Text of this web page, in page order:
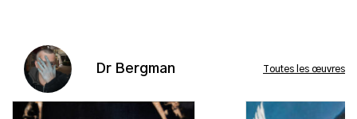
Dr Bergman Toutes les œuvres